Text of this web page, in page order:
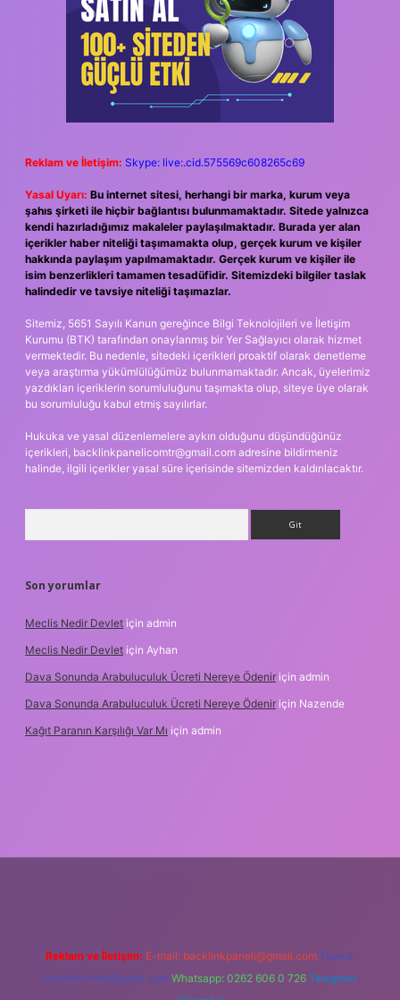
Reklam ve İletişim: Skype: live:.cid.575569c608265c69
Yasal Uyarı: Bu internet sitesi, herhangi bir marka, kurum veya
şahıs şirketi ile hiçbir bağlantısı bulunmamaktadır. Sitede yalnızca
kendi hazırladığımız makaleler paylaşılmaktadır. Burada yer alan
içerikler haber niteliği taşımamakta olup, gerçek kurum ve kişiler
hakkında paylaşım yapılmamaktadır. Gerçek kurum ve kişiler ile
isim benzerlikleri tamamen tesadüfidir. Sitemizdeki bilgiler taslak
halindedir ve tavsiye niteliği taşımazlar.
Sitemiz, 5651 Sayılı Kanun gereğince Bilgi Teknolojileri ve İletişim
Kurumu (BTK) tarafından onaylanmış bir Yer Sağlayıcı olarak hizmet
vermektedir. Bu nedenle, sitedeki içerikleri proaktif olarak denetleme
veya araştırma yükümlülüğümüz bulunmamaktadır. Ancak, üyelerimiz
yazdıkları içeriklerin sorumluluğunu taşımakta olup, siteye üye olarak
bu sorumluluğu kabul etmiş sayılırlar.
Hukuka ve yasal düzenlemelere aykırı olduğunu düşündüğünüz
içerikleri, backlinkpanelicomtr@gmail.com adresine bildirmeniz
halinde, ilgili içerikler yasal süre içerisinde sitemizden kaldırılacaktır.
Son yorumlar
Meclis Nedir Devlet için admin
Meclis Nedir Devlet için Ayhan
Dava Sonunda Arabuluculuk Ücreti Nereye Ödenir için admin
Dava Sonunda Arabuluculuk Ücreti Nereye Ödenir için Nazende
Kağıt Paranın Karşılığı Var Mı için admin
Reklam ve İletişim: E-mail: backlinkpaneli@gmail.com Teams:
forumhizmeti@gmail.com Whatsapp: 0262 606 0 726 Telegram: